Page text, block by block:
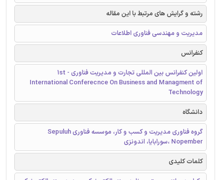
رشته و گرایش های مرتبط با این مقاله
مدیریت و مهندسی فناوری اطلاعات
کنفرانس
اولین کنفرانس بین المللی تجارت و مدیریت فناوری - 1st
International Conferecnce On Business and Managment of
Technology
دانشگاه
گروه فناوری مدیریت و کسب و کار، موسسه فناوری Sepuluh
Nopember ،سورابایا، اندونزی
کلمات کلیدی